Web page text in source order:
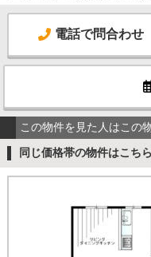
電話で問合わせ
この物件を見た人はこの
同じ価格帯の物件はこちら